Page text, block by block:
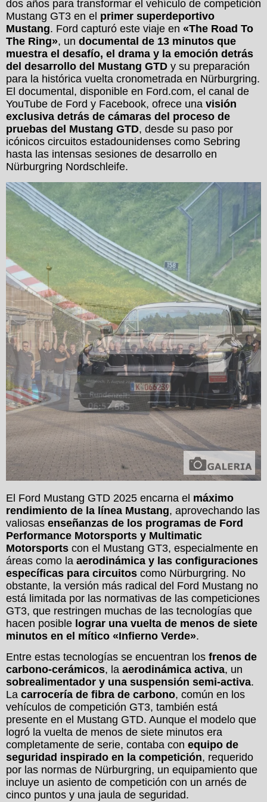
dos años para transformar el vehículo de competición
Mustang GT3 en el primer superdeportivo
Mustang. Ford capturó este viaje en «The Road To
The Ring», un documental de 13 minutos que
muestra el desafío, el drama y la emoción detrás
del desarrollo del Mustang GTD y su preparación
para la histórica vuelta cronometrada en Nürburgring.
El documental, disponible en Ford.com, el canal de
YouTube de Ford y Facebook, ofrece una visión
exclusiva detrás de cámaras del proceso de
pruebas del Mustang GTD, desde su paso por
icónicos circuitos estadounidenses como Sebring
hasta las intensas sesiones de desarrollo en
Nürburgring Nordschleife.
El Ford Mustang GTD 2025 encarna el máximo
rendimiento de la línea Mustang, aprovechando las
valiosas enseñanzas de los programas de Ford
Performance Motorsports y Multimatic
Motorsports con el Mustang GT3, especialmente en
áreas como la aerodinámica y las configuraciones
específicas para circuitos como Nürburgring. No
obstante, la versión más radical del Ford Mustang no
está limitada por las normativas de las competiciones
GT3, que restringen muchas de las tecnologías que
hacen posible lograr una vuelta de menos de siete
minutos en el mítico «Infierno Verde».
Entre estas tecnologías se encuentran los frenos de
carbono-cerámicos, la aerodinámica activa, un
sobrealimentador y una suspensión semi-activa.
La carrocería de fibra de carbono, común en los
vehículos de competición GT3, también está
presente en el Mustang GTD. Aunque el modelo que
logró la vuelta de menos de siete minutos era
completamente de serie, contaba con equipo de
seguridad inspirado en la competición, requerido
por las normas de Nürburgring, un equipamiento que
incluye un asiento de competición con un arnés de
cinco puntos y una jaula de seguridad.